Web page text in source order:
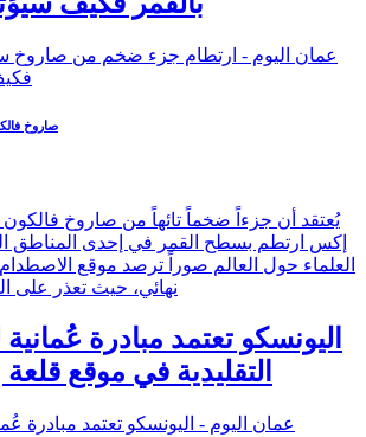
صاروخ فالكون 9 تابع لشركة
إكس ارتطم بسطح القمر في إحدى المناطق
العلماء حول العالم صوراً ترصد موقع
نهائي، حيث تعذر على
اليونسكو تعتمد مبادرة
التقليدية في موقع قلعة